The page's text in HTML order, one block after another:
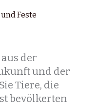
Feste
der
und der
Tiere, die
bevölkerten